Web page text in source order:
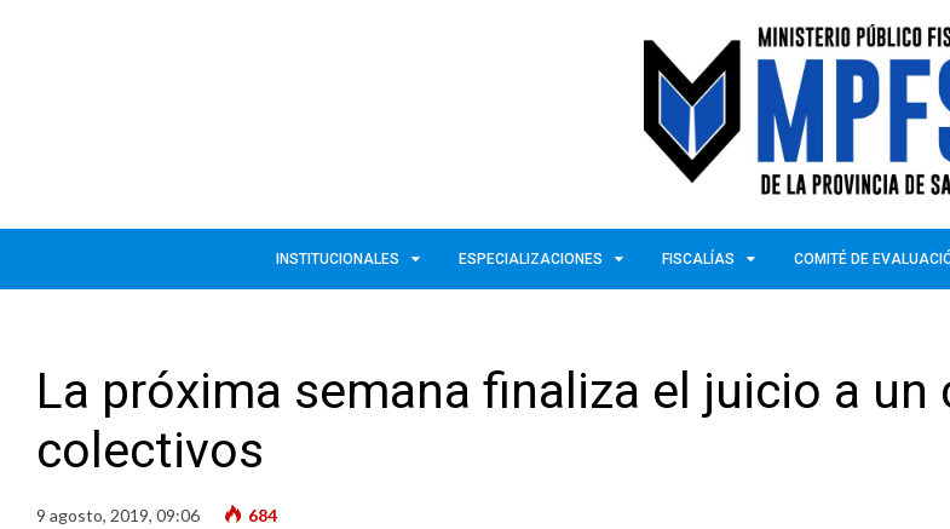
INSTITUCIONALES ESPECIALIZACIONES FISCALÍAS COMITÉ DE
La próxima semana finaliza el juicio a un
colectivos
9 agosto, 2019, 09:06 684